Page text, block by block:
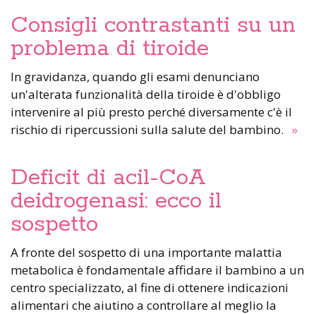
Consigli contrastanti su un
problema di tiroide
In gravidanza, quando gli esami denunciano
un'alterata funzionalità della tiroide è d'obbligo
intervenire al più presto perché diversamente c'è il
rischio di ripercussioni sulla salute del bambino. »
Deficit di acil-CoA
deidrogenasi: ecco il
sospetto
A fronte del sospetto di una importante malattia
metabolica è fondamentale affidare il bambino a un
centro specializzato, al fine di ottenere indicazioni
alimentari che aiutino a controllare al meglio la